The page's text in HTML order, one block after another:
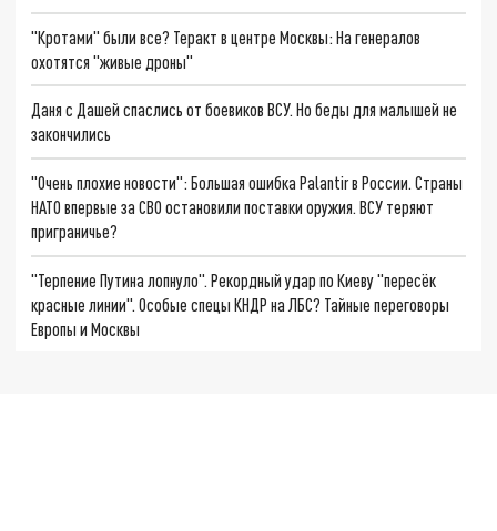
"Кротами" были все? Теракт в центре Москвы: На генералов
охотятся "живые дроны"
Даня с Дашей спаслись от боевиков ВСУ. Но беды для малышей не
закончились
"Очень плохие новости": Большая ошибка Palantir в России. Страны
НАТО впервые за СВО остановили поставки оружия. ВСУ теряют
приграничье?
"Терпение Путина лопнуло". Рекордный удар по Киеву "пересёк
красные линии". Особые спецы КНДР на ЛБС? Тайные переговоры
Европы и Москвы